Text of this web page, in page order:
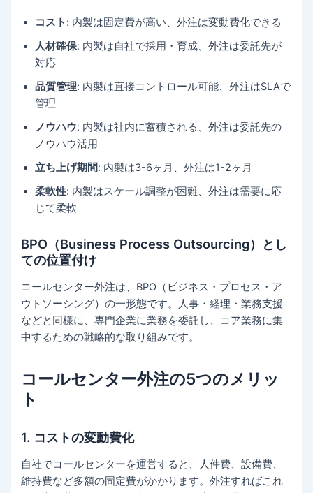
コスト : 内製は固定費が高い、外注は変動費化できる
人材確保: 内製は自社で採用・育成、外注は委託先が
対応
品質管理: 内製は直接コントロール可能、外注はSLAで
管理
ノウハウ: 内製は社内に蓄積される、外注は委託先の
ノウハウ活用
立ち上げ期間: 内製は3-6ヶ月、外注は1-2ヶ月
柔軟性: 内製はスケール調整が困難、外注は需要に応
じて柔軟
BPO（Business Process Outsourcing）とし
ての位置付け
コールセンター外注は、BPO（ビジネス・プロセス・ア
ウトソーシング）の一形態です。人事・経理・業務支援
などと同様に、専門企業に業務を委託し、コア業務に集
中するための戦略的な取り組みです。
コールセンター外注の5つのメリッ
ト
1. コストの変動費化
自社でコールセンターを運営すると、人件費、設備費、
維持費など多額の固定費がかかります。外注すればこれ